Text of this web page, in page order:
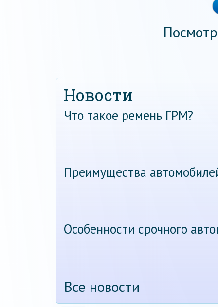
Новости
Что такое ремень ГРМ?
Преимущества
Особенности срочного
Все новости